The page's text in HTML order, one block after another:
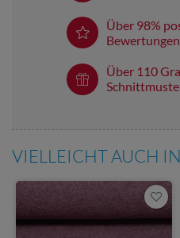
Über 98%
Bewertungen
Über 110
VIELLEICHT AUCH